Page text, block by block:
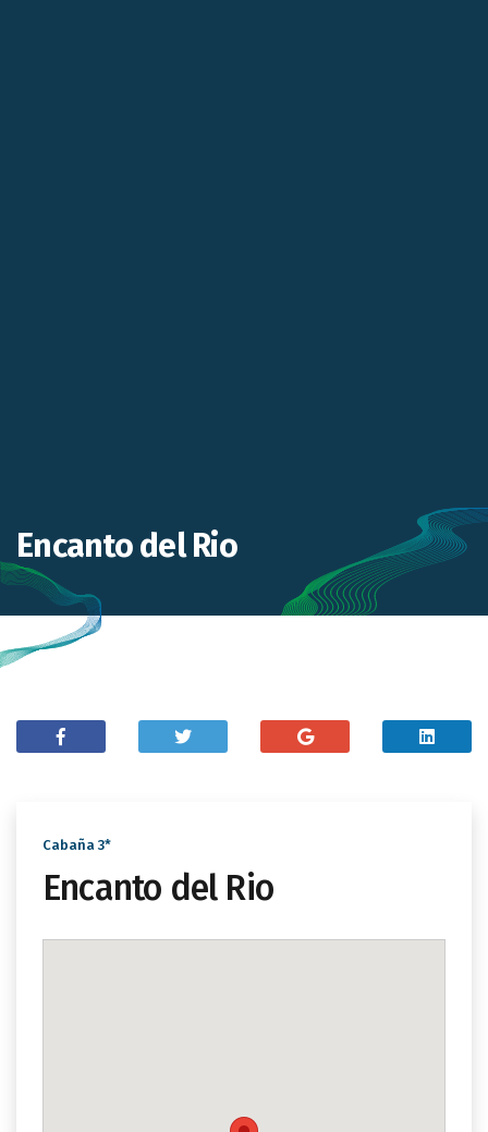
Encanto del Rio
Cabaña 3*
Encanto del Rio